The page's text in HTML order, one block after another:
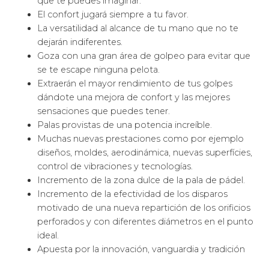
El confort jugará siempre a tu favor.
La versatilidad al alcance de tu mano que no te
dejarán indiferentes.
Goza con una gran área de golpeo para evitar que
se te escape ninguna pelota.
Extraerán el mayor rendimiento de tus golpes
dándote una mejora de confort y las mejores
sensaciones que puedes tener.
Palas provistas de una potencia increíble.
Muchas nuevas prestaciones como por ejemplo
diseños, moldes, aerodinámica, nuevas superfícies,
control de vibraciones y tecnologías.
Incremento de la zona dulce de la pala de pádel.
Incremento de la efectividad de los disparos
motivado de una nueva repartición de los orificios
perforados y con diferentes diámetros en el punto
ideal.
Apuesta por la innovación, vanguardia y tradición